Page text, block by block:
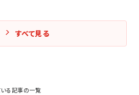
いる記事の一覧
すべて見る